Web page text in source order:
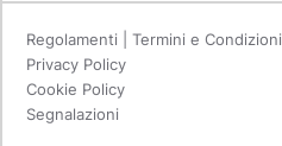
Regolamenti | Termini e Condizioni
Privacy Policy
Cookie Policy
Segnalazioni